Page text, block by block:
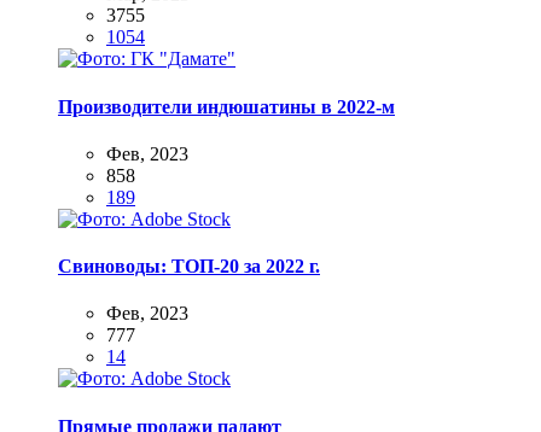
3755
1054
Производители индюшатины в 2022-м
Фев, 2023
858
189
Свиноводы: ТОП-20 за 2022 г.
Фев, 2023
777
14
Прямые продажи падают